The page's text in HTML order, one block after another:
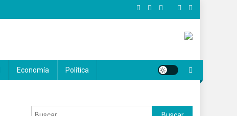
Economía Política
Buscar: